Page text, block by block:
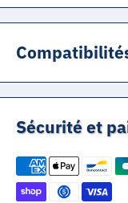
Olympus C-8080
Olympus E-1
Olympus E-3
Sécurité et